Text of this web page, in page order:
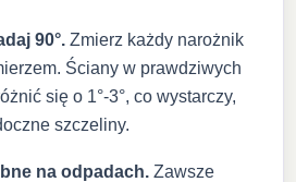
90°. Zmierz każdy narożnik
Ściany w prawdziwych
się o 1°-3°, co wystarczy,
szczeliny.
na odpadach. Zawsze